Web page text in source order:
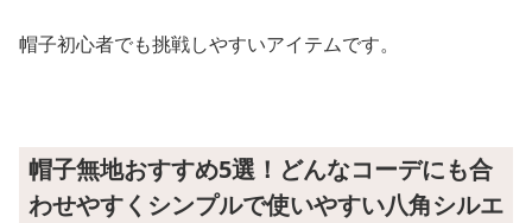
帽子初心者でも挑戦しやすいアイテムです。
帽子無地おすすめ5選！どんなコーデにも合
わせやすくシンプルで使いやすい八角シルエ